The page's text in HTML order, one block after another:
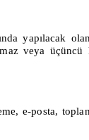
yapılacak
veya
e-posta,